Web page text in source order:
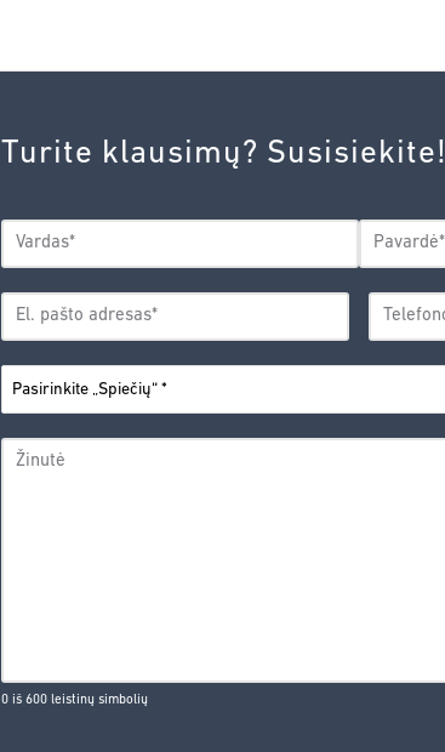
Turite klausimų? Susisiekite!
VARDAS
EL.
ADRESAS*
TELEFONO
NUMERIS*
PASIRINKITE
„SPIEČIŲ“*
ŽINUTĖ
0 iš 600 leistinų simbolių